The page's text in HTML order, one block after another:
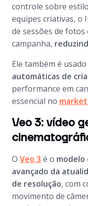
controle sobre
equipes criativas, o
de sessões de
campanha,
Ele também é
automáticas de
performance em
essencial no
Veo 3: vídeo
O Veo 3 é o modelo
avançado da
de resolução, com
movimento de